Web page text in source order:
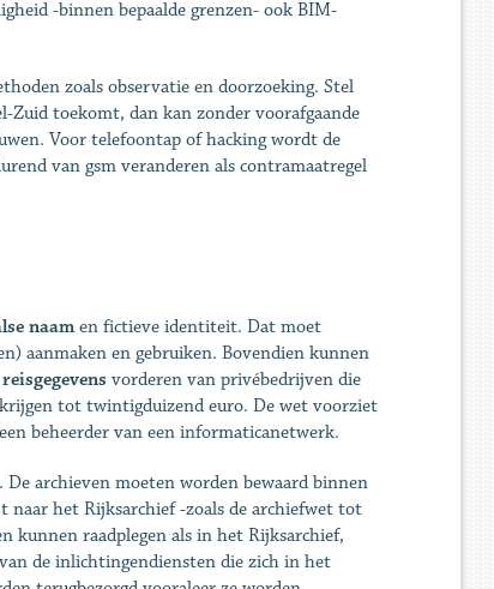
-binnen bepaalde grenzen- ook BIM-
zoals observatie en doorzoeking. Stel
toekomt, dan kan zonder voorafgaande
Voor telefoontap of hacking wordt de
van gsm veranderen als contramaatregel
naamen fictieve identiteit. Dat moet
aanmaken en gebruiken. Bovendien kunnen
vorderen van privébedrijven die
tot twintigduizend euro. De wet voorziet
beheerder van een informaticanetwerk.
archieven moeten worden bewaard binnen
naar het Rijksarchief -zoals de archiefwet tot
kunnen raadplegen als in het Rijksarchief,
de inlichtingendiensten die zich in het